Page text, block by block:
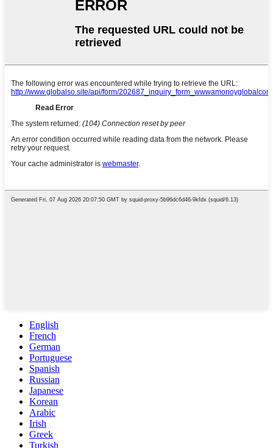
English
French
German
Portuguese
Spanish
Russian
Japanese
Korean
Arabic
Irish
Greek
Turkish